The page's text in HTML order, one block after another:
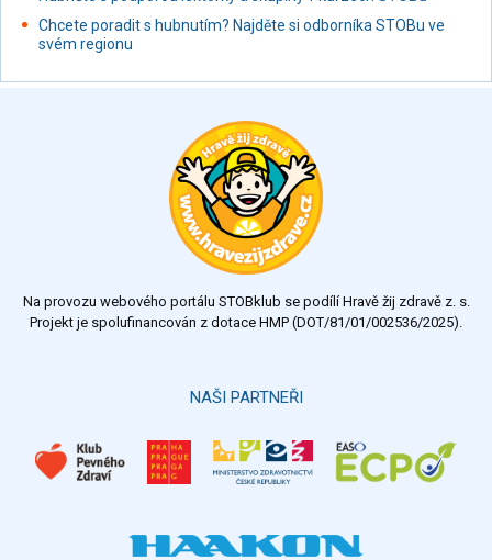
Chcete poradit s hubnutím? Najděte si odborníka STOBu ve
svém regionu
Na provozu webového portálu STOBklub se podílí Hravě žij zdravě z. s.
Projekt je spolufinancován z dotace HMP (DOT/81/01/002536/2025).
NAŠI PARTNEŘI